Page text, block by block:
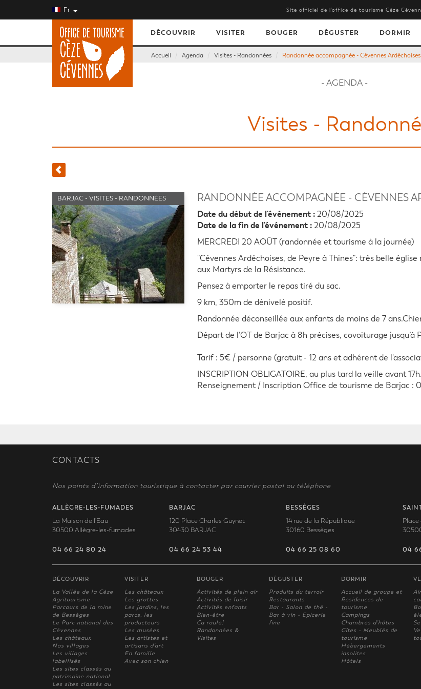
Fr Site officiel de l’office de tourisme Cèze
DÉCOUVRIR VISITER BOUGER DÉGUSTER DORMIR
Accueil Agenda Visites - Randonnées Randonnée accompagnée - Cévennes
- AGENDA -
Visites -
BARJAC - VISITES - RANDONNÉES RANDONNÉE ACCOMPAGNÉE - CÉVENNES
Date du début de l'événement : 20/08/2025
Date de la fin de l'événement : 20/08/2025
MERCREDI 20 AOÛT (randonnée et tourisme à la journée)
"Cévennes Ardéchoises, de Peyre à Thines": très belle
aux Martyrs de la Résistance.
Pensez à emporter le repas tiré du sac.
9 km, 350m de dénivelé positif.
Randonnée déconseillée aux enfants de moins de 7
Départ de l’OT de Barjac à 8h précises, covoiturage jusqu’à
Tarif : 5€ / personne (gratuit - 12 ans et adhérent de
INSCRIPTION OBLIGATOIRE, au plus tard la veille avant 17h.
Renseignement / Inscription Office de tourisme de Barjac :
CONTACTS
Nos points d’information touristique à contacter par courrier postal ou téléphone
ALLÈGRE-LES-FUMADES
La Maison de l'Eau
30500 Allègre-les-fumades
04 66 24 80 24
BARJAC
120 Place Charles Guynet
30430 BARJAC
04 66 24 53 44
BESSÈGES
14 rue de la République
30160 Bessèges
04 66 25 08 60
Place
04
DÉCOUVRIR
La Vallée de la Cèze
Agritourisme
Parcours de la mine
de Bessèges
Le Parc national des
Cévennes
Les châteaux
Nos villages
Les villages
labellisés
Les sites classés au
patrimoine national
Les sites classés au
VISITER
Les châteaux
Les grottes
Les jardins, les
parcs, les
producteurs
Les musées
Les artistes et
artisans d'art
En famille
Avec son chien
BOUGER
Activités de plein air
Activités de loisir
Activités enfants
Bien-être
Ca roule!
Randonnées &
Visites
DÉGUSTER
Produits du terroir
Restaurants
Bar - Salon de thé -
Bar à vin - Epicerie
fine
DORMIR
Accueil de groupe et
Résidences de
tourisme
Campings
Chambres d'hôtes
Gîtes - Meublés de
tourisme
Hébergements
insolites
Hôtels